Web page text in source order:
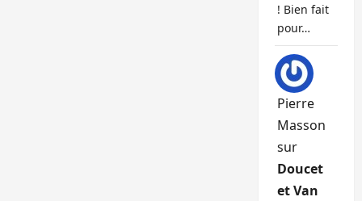
! Bien fait
pour…
Pierre
Masson
sur
Doucet
et Van